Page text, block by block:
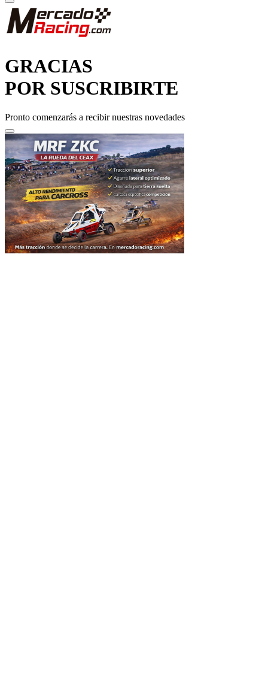
GRACIAS
POR SUSCRIBIRTE
Pronto comenzarás a recibir nuestras novedades